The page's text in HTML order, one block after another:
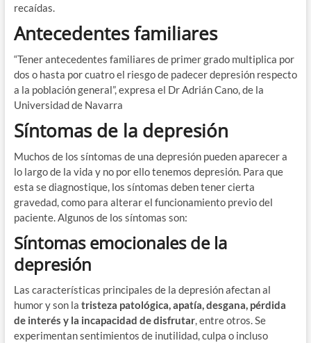
recaídas.
Antecedentes familiares
“Tener antecedentes familiares de primer grado multiplica por
dos o hasta por cuatro el riesgo de padecer depresión respecto
a la población general”, expresa el Dr Adrián Cano, de la
Universidad de Navarra
Síntomas de la depresión
Muchos de los síntomas de una depresión pueden aparecer a
lo largo de la vida y no por ello tenemos depresión. Para que
esta se diagnostique, los síntomas deben tener cierta
gravedad, como para alterar el funcionamiento previo del
paciente. Algunos de los síntomas son:
Síntomas emocionales de la
depresión
Las características principales de la depresión afectan al
humor y son la tristeza patológica, apatía, desgana, pérdida
de interés y la incapacidad de disfrutar, entre otros. Se
experimentan sentimientos de inutilidad, culpa o incluso